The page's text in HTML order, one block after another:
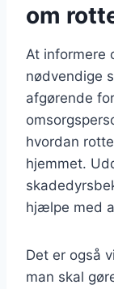
om
At informere
nødvendige
afgørende
hvordan
hjemmet.
hjælpe med
Det er også
man skal